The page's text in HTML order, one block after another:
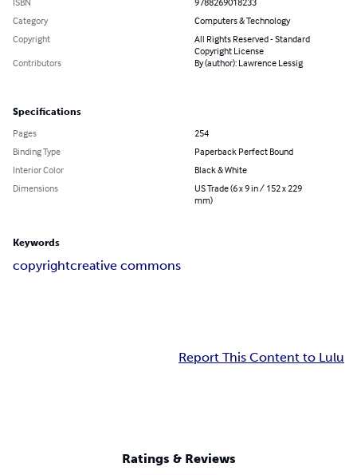
Category
Computers & Technology
Copyright
All Rights Reserved - Standard
Copyright License
Contributors
By (author): Lawrence Lessig
Specifications
Pages
254
Binding Type
Paperback Perfect Bound
Interior Color
Black & White
Dimensions
US Trade (6 x 9 in / 152 x 229
mm)
Keywords
copyrightcreative commons
Report This Content to Lulu
Ratings & Reviews